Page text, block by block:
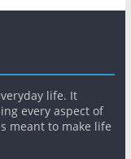
life. It
every aspect of
meant to make life